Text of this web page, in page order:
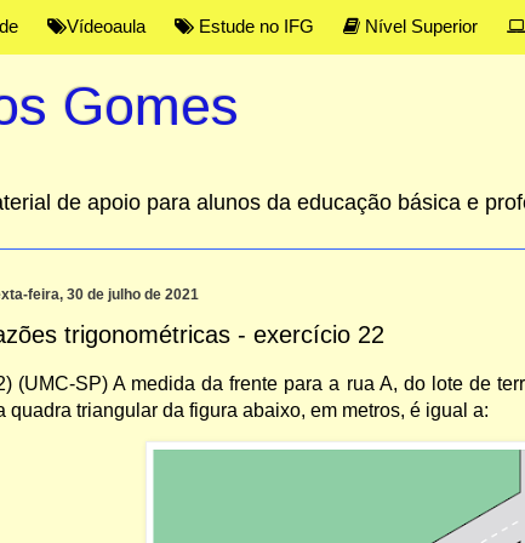
Vídeoaula Estude no IFG Nível Superior
Gomes
de apoio para alunos da educação básica e
feira, 30 de julho de 2021
trigonométricas - exercício 22
(UMC-SP) A medida da frente para a rua A, do lote de
quadra triangular da figura abaixo, em metros, é igual a: